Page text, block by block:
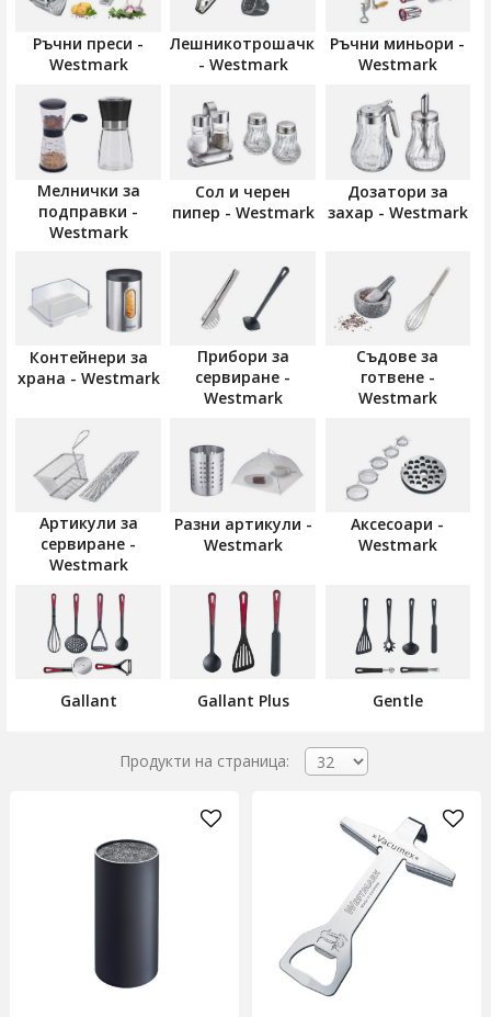
Ръчни преси -
Westmark
Лешникотрошачки
- Westmark
Ръчни миньори -
Westmark
Мелнички за
подправки -
Westmark
Сол и черен
пипер - Westmark
Дозатори за
захар - Westmark
Контейнери за
храна - Westmark
Прибори за
сервиране -
Westmark
Съдове за
готвене -
Westmark
Артикули за
сервиране -
Westmark
Разни артикули -
Westmark
Аксесоари -
Westmark
Gallant Gallant Plus Gentle
Продукти на страница: